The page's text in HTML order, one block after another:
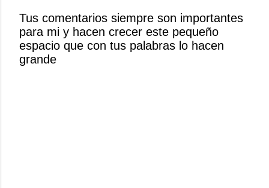
u
n
c
o
Tus comentarios siempre son importantes
para mi y hacen crecer este pequeño
espacio que con tus palabras lo hacen
grande